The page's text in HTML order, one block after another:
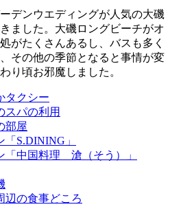
デンウエディングが人気の大磯
ました。大磯ロングビーチがオ
がたくさんあるし、バスも多く
その他の季節となると事情が変
り頃お邪魔しました。
タクシー
スパの利用
部屋
S.DINING」
「中国料理 滄（そう）」
辺の食事どころ